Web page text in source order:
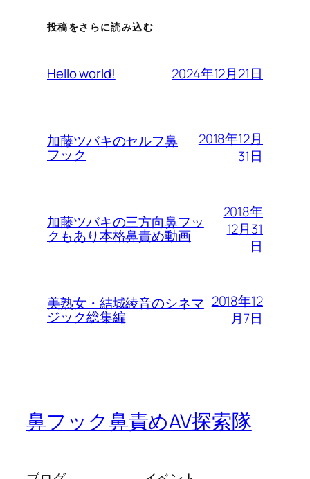
投稿をさらに読み込む
Hello world! 2024年12月21日
加藤ツバキのセルフ鼻
フック
2018年12月
31日
加藤ツバキの三方向鼻フッ
クもあり本格鼻責め動画
2018年
12月31
日
美熟女・結城綾音のシネマ
ジック総集編
2018年12
月7日
鼻フック鼻責めAV探索隊